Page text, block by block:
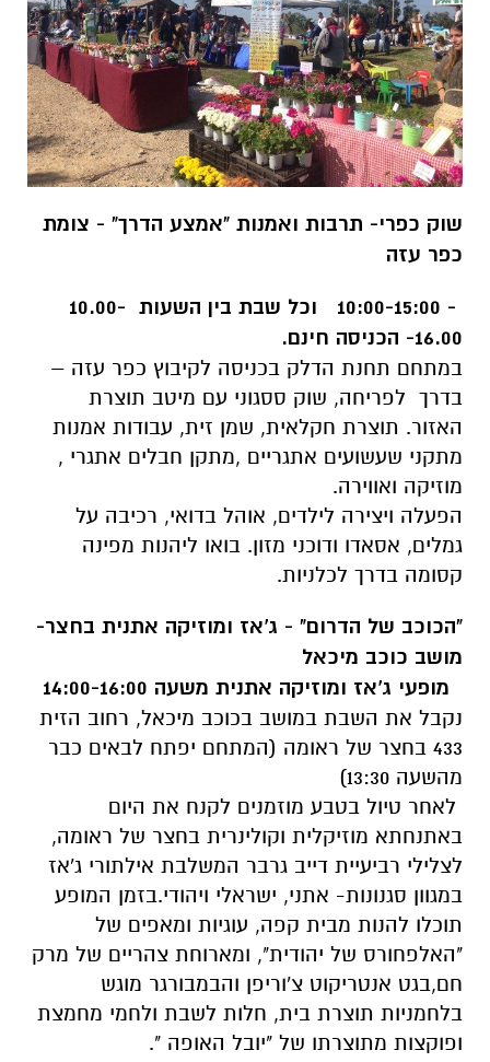
שוק כפרי- תרבות ואמנות "אמצע הדרך" - צומת
כפר עזה
- 10:00-15:00 וכל שבת בין השעות 10.00-
16.00- הכניסה חינם.
במתחם תחנת הדלק בכניסה לקיבוץ כפר עזה –
בדרך לפריחה, שוק ססגוני עם מיטב תוצרת
האזור. תוצרת חקלאית, שמן זית, עבודות אמנות
מתקני שעשועים אתגריים ,מתקן חבלים אתגרי ,
מוזיקה ואווירה.
הפעלה ויצירה לילדים, אוהל בדואי, רכיבה על
גמלים, אסאדו ודוכני מזון. בואו ליהנות מפינה
קסומה בדרך לכלניות.
"הכוכב של הדרום" - ג'אז ומוזיקה אתנית בחצר-
מושב כוכב מיכאל
מופעי ג'אז ומוזיקה אתנית משעה 14:00-16:00
נקבל את השבת במושב בכוכב מיכאל, רחוב הזית
433 בחצר של ראומה (המתחם יפתח לבאים כבר
מהשעה 13:30)
לאחר טיול בטבע מוזמנים לקנח את היום
באתנחתא מוזיקלית וקולינרית בחצר של ראומה,
לצלילי רביעיית דייב גרבר המשלבת אילתורי ג'אז
במגוון סגנונות- אתני, ישראלי ויהודי.בזמן המופע
תוכלו להנות מבית קפה, עוגיות ומאפים של
"האלפחורס של יהודית", ומארוחת צהריים של מרק
חם,בגט אנטריקוט צ'וריפן והבמבורגר מוגש
בלחמניות תוצרת בית, חלות לשבת ולחמי מחמצת
ופוקצות מתוצרתו של "יובל האופה ".